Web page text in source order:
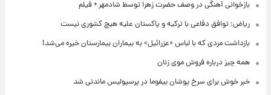
بازخوانی آهنگی در وصف حضرت زهرا توسط شادمهر + فیلم
ریاض: توافق دفاعی با ترکیه و پاکستان علیه هیچ کشوری نیست
بازداشت مردی که با لباس «عزرائیل» به بیماران بیمارستان خیره می‌شد!
همه چیز درباره فروش موی زنان
خبر خوش برای سرخ پوشان بیفوما در پرسپولیس ماندنی شد